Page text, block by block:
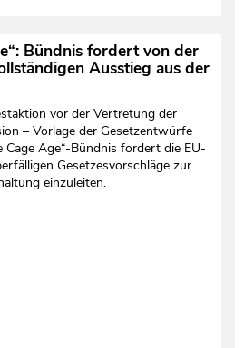
Bündnis fordert von der
Ausstieg aus der
vor der Vertretung der
– Vorlage der Gesetzentwürfe
Cage Age“-Bündnis fordert die EU-
Gesetzesvorschläge zur
einzuleiten.